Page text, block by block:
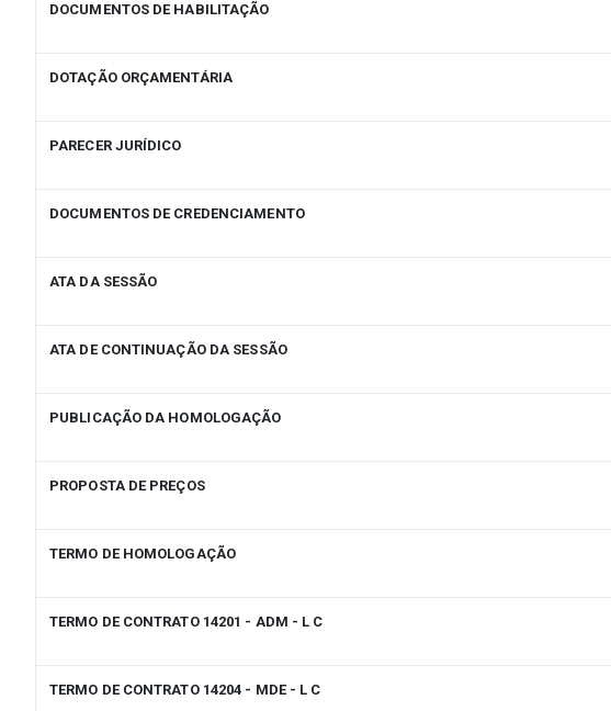
DOCUMENTOS DE HABILITAÇÃO
DOTAÇÃO ORÇAMENTÁRIA
PARECER JURÍDICO
DOCUMENTOS DE CREDENCIAMENTO
ATA DA SESSÃO
ATA DE CONTINUAÇÃO DA SESSÃO
PUBLICAÇÃO DA HOMOLOGAÇÃO
PROPOSTA DE PREÇOS
TERMO DE HOMOLOGAÇÃO
TERMO DE CONTRATO 14201 - ADM - L C
TERMO DE CONTRATO 14204 - MDE - L C